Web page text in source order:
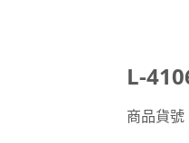
L-
商品貨